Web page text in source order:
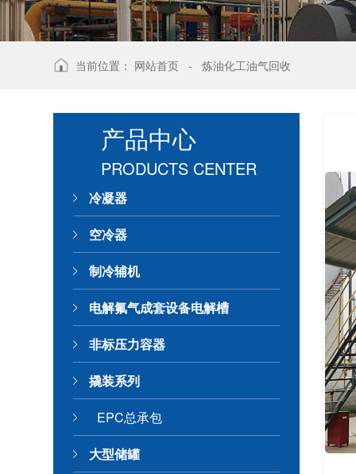
当前位置： 网站首页 -炼油化工油气回收
产品中心
PRODUCTS CENTER
冷凝器
空冷器
制冷辅机
电解氟气成套设备电解槽
非标压力容器
撬装系列
EPC总承包
大型储罐